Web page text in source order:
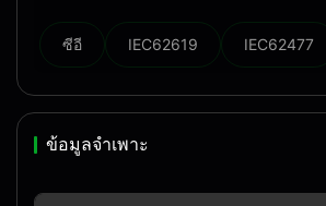
ซีอี IEC62619 IEC62477
ข้อมูลจำเพาะ